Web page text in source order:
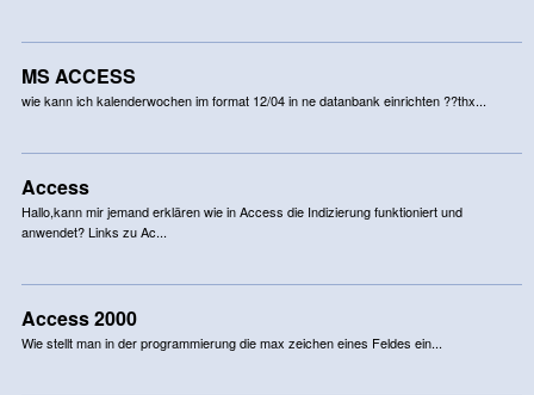
MS ACCESS
wie kann ich kalenderwochen im format 12/04 in ne datanbank einrichten ??thx...
Access
Hallo,kann mir jemand erklären wie in Access die Indizierung funktioniert und
anwendet? Links zu Ac...
Access 2000
Wie stellt man in der programmierung die max zeichen eines Feldes ein...